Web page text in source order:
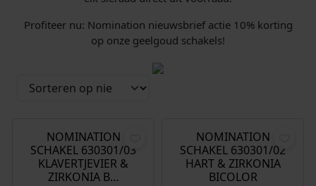
Profiteer nu: Nomination nieuwsbrief actie 10% korting
op onze geelgoud schakels!
NOMINATION
SCHAKEL 630301/03
KLAVERTJEVIER &
ZIRKONIA B…
NOMINATION
SCHAKEL 630301/02
HART & ZIRKONIA
BICOLOR